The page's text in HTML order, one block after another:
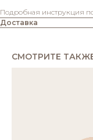
Подробная инструкция
Доставка
СМОТРИТЕ